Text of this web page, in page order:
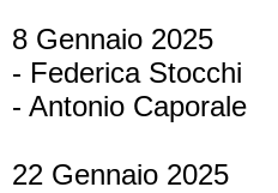
8 Gennaio 2025
- Federica Stocchi
- Antonio Caporale
22 Gennaio 2025